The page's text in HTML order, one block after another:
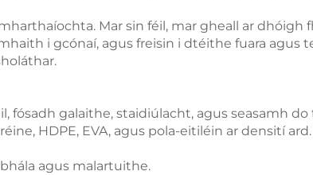
Mar sin féil, mar gheall ar
i gcónaí, agus freisin i dtéithe fuara agus
fósadh galaithe, staidiúlacht, agus seasamh
HDPE, EVA, agus pola-eitiléin ar densití
agus malartuithe.